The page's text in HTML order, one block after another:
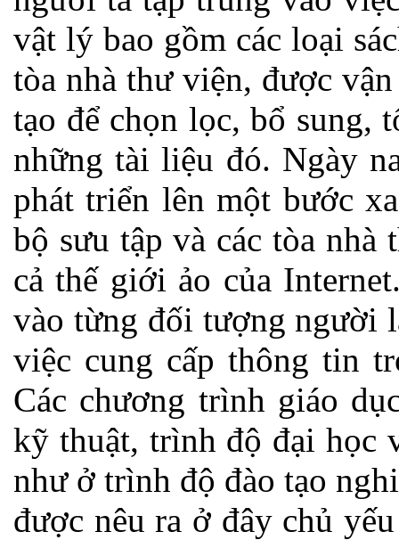
vật lý bao gồm các loại
tòa nhà thư viện, được
tạo để chọn lọc, bổ sung,
những tài liệu đó. Ngày
phát triển lên một bước
bộ sưu tập và các tòa
cả thế giới ảo của
vào từng đối tượng người
việc cung cấp thông tin
Các chương trình giáo
kỹ thuật, trình độ đại học
như ở trình độ đào tạo
được nêu ra ở đây chủ